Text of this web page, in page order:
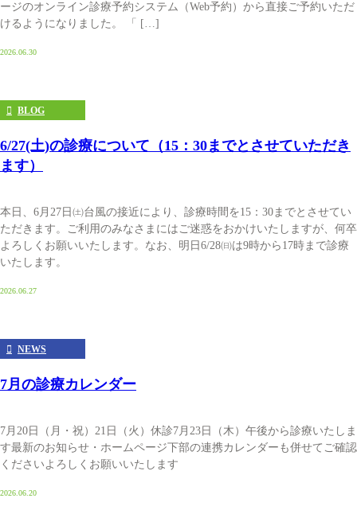
ージのオンライン診療予約システム（Web予約）から直接ご予約いただ
けるようになりました。 「 […]
2026.06.30
BLOG
6/27(土)の診療について（15：30までとさせていただき
ます）
本日、6月27日㈯台風の接近により、診療時間を15：30までとさせてい
ただきます。ご利用のみなさまにはご迷惑をおかけいたしますが、何卒
よろしくお願いいたします。なお、明日6/28㈰は9時から17時まで診療
いたします。
2026.06.27
NEWS
7月の診療カレンダー
7月20日（月・祝）21日（火）休診7月23日（木）午後から診療いたしま
す最新のお知らせ・ホームページ下部の連携カレンダーも併せてご確認
くださいよろしくお願いいたします
2026.06.20